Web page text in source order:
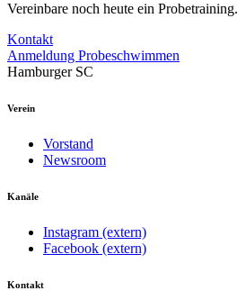
Vereinbare noch heute ein Probetraining.
Kontakt
Anmeldung Probeschwimmen
Hamburger SC
Verein
Vorstand
Newsroom
Kanäle
Instagram (extern)
Facebook (extern)
Kontakt